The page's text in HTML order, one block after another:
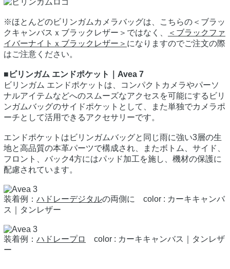
※ほとんどのビリンガムカメラバッグは、こちらの＜ブラッ
クキャンバスｘブラックレザー＞ではなく、
＜ブラックファ
イバーナイトｘブラックレザー＞ になりますのでご注文の際
はご注意ください。
■ビリンガム エンドポケット｜Avea 7
ビリンガム エンドポケットは、コンパクトカメラやパーソ
ナルアイテムなどへのスムーズなアクセスを可能にするビリ
ンガムバッグのサイドポケットとして、また単独でカメラポ
ーチとして活用できるアクセサリーです。
エンドポケットはビリンガムバッグと同じ雨に強い3層の生
地と高品質の本革パーツで構成され、またボトム、サイド、
フロント、バック4方にはパッド加工を施し、機材の保護に
配慮されています。
装着例： ハドレーデジタルの両側に color : カーキキャンバ
ス｜タンレザー
装着例： ハドレープロ
color : カーキキャンバス｜タンレザ
ー